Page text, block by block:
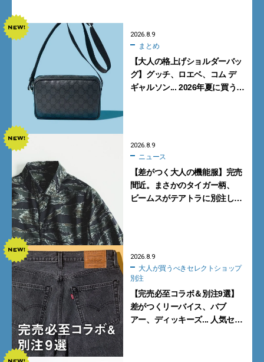
2026.8.9
まとめ
【大人の格上げショルダーバッ
グ】グッチ、ロエベ、コム デ
ギャルソン... 2026年夏に買うべ
2026.8.9
ニュース
【差がつく大人の機能服】完売
間近。まさかのタイガー柄、
ビームスがテアトラに別注した
2026.8.9
別注
【完売必至コラボ＆別注9選】
差がつくリーバイス、バブ
アー、ディッキーズ... 人気セレ